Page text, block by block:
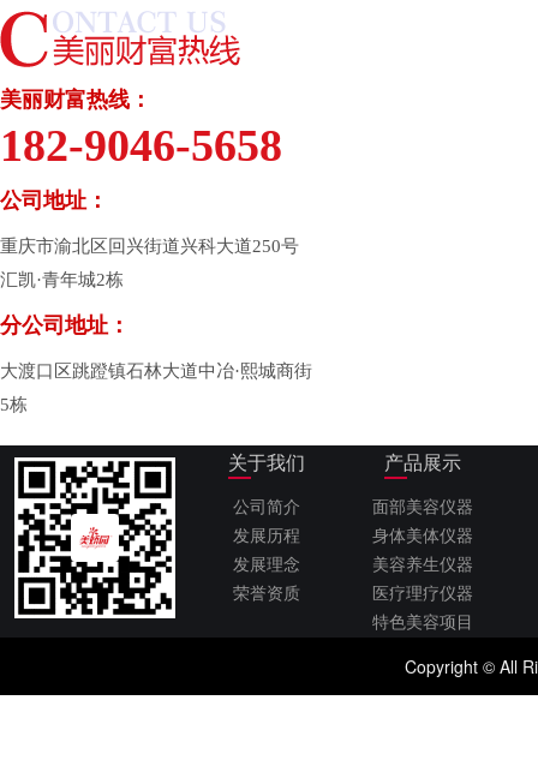
美丽财富热线：
182-9046-5658
公司地址：
重庆市渝北区回兴街道兴科大道250号
汇凯·青年城2栋
分公司地址：
大渡口区跳蹬镇石林大道中冶·熙城商街
5栋
关于我们
公司简介
发展历程
发展理念
荣誉资质
产品展示
面部美容仪器
身体美体仪器
美容养生仪器
医疗理疗仪器
特色美容项目
Copyright © All